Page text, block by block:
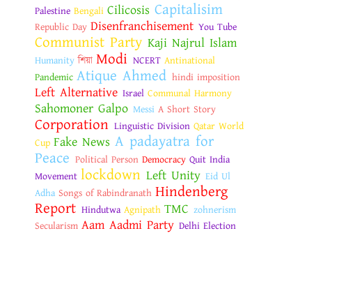
Palestine Bengali Cilicosis Capitalisim
Republic Day Disenfranchisement You Tube
Communist Party Kaji Najrul Islam
Humanity শিয়া Modi NCERT Antinational
Pandemic Atique Ahmed hindi imposition
Left Alternative Israel Communal Harmony
Sahomoner Galpo Messi A Short Story
Corporation Linguistic Division Qatar World
Cup Fake News A padayatra for
Peace Political Person Democracy Quit India
Movement lockdown Left Unity Eid Ul
Adha Songs of Rabindranath Hindenberg
Report Hindutwa Agnipath TMC zohnerism
Secularism Aam Aadmi Party Delhi Election